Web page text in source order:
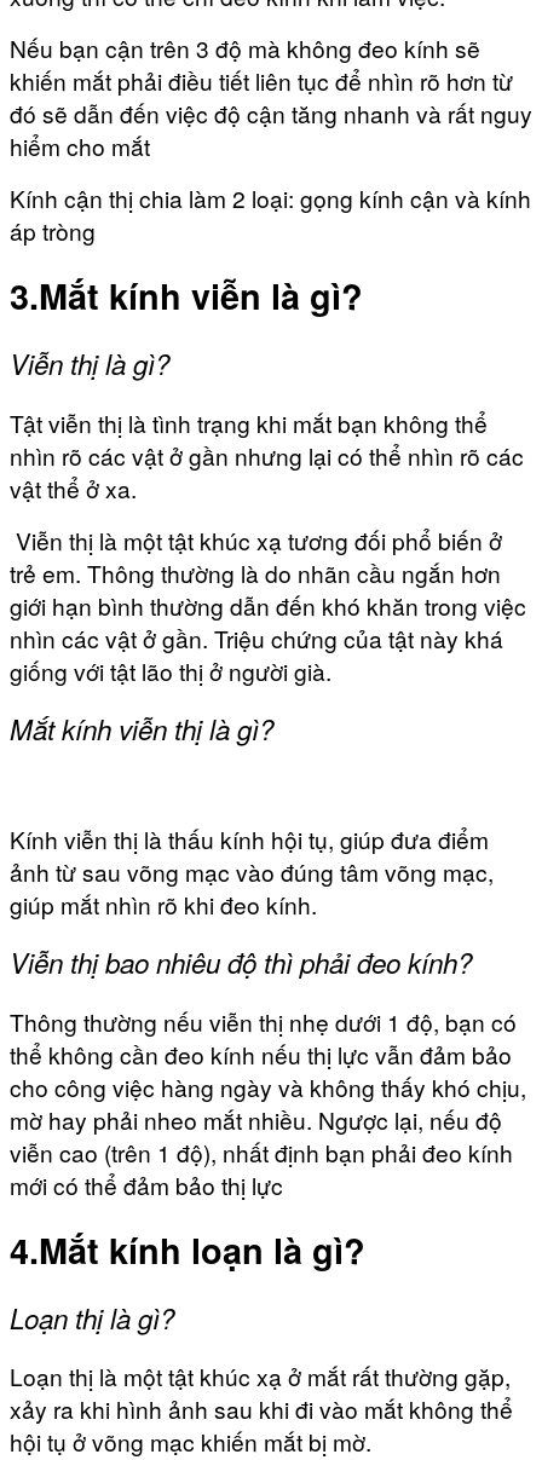
Nếu bạn cận trên 3 độ mà không đeo kính sẽ
khiến mắt phải điều tiết liên tục để nhìn rõ hơn từ
đó sẽ dẫn đến việc độ cận tăng nhanh và rất nguy
hiểm cho mắt
Kính cận thị chia làm 2 loại: gọng kính cận và kính
áp tròng
3.Mắt kính viễn là gì?
Viễn thị là gì?
Tật viễn thị là tình trạng khi mắt bạn không thể
nhìn rõ các vật ở gần nhưng lại có thể nhìn rõ các
vật thể ở xa.
Viễn thị là một tật khúc xạ tương đối phổ biến ở
trẻ em. Thông thường là do nhãn cầu ngắn hơn
giới hạn bình thường dẫn đến khó khăn trong việc
nhìn các vật ở gần. Triệu chứng của tật này khá
giống với tật lão thị ở người già.
Mắt kính viễn thị là gì?
Kính viễn thị là thấu kính hội tụ, giúp đưa điểm
ảnh từ sau võng mạc vào đúng tâm võng mạc,
giúp mắt nhìn rõ khi đeo kính.
Viễn thị bao nhiêu độ thì phải đeo kính?
Thông thường nếu viễn thị nhẹ dưới 1 độ, bạn có
thể không cần đeo kính nếu thị lực vẫn đảm bảo
cho công việc hàng ngày và không thấy khó chịu,
mờ hay phải nheo mắt nhiều. Ngược lại, nếu độ
viễn cao (trên 1 độ), nhất định bạn phải đeo kính
mới có thể đảm bảo thị lực
4.Mắt kính loạn là gì?
Loạn thị là gì?
Loạn thị là một tật khúc xạ ở mắt rất thường gặp,
xảy ra khi hình ảnh sau khi đi vào mắt không thể
hội tụ ở võng mạc khiến mắt bị mờ.